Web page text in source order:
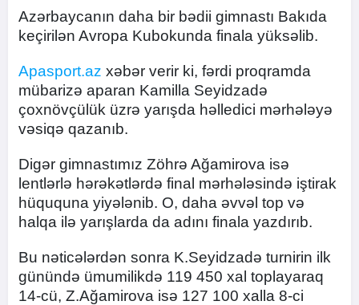
Azərbaycanın daha bir bədii gimnastı Bakıda
keçirilən Avropa Kubokunda finala yüksəlib.
Apasport.az xəbər verir ki, fərdi proqramda
mübarizə aparan Kamilla Seyidzadə
çoxnövçülük üzrə yarışda həlledici mərhələyə
vəsiqə qazanıb.
Digər gimnastımız Zöhrə Ağamirova isə
lentlərlə hərəkətlərdə final mərhələsində iştirak
hüququna yiyələnib. O, daha əvvəl top və
halqa ilə yarışlarda da adını finala yazdırıb.
Bu nəticələrdən sonra K.Seyidzadə turnirin ilk
günündə ümumilikdə 119 450 xal toplayaraq
14-cü, Z.Ağamirova isə 127 100 xalla 8-ci